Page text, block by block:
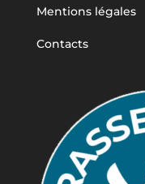
Mentions légales
Contacts